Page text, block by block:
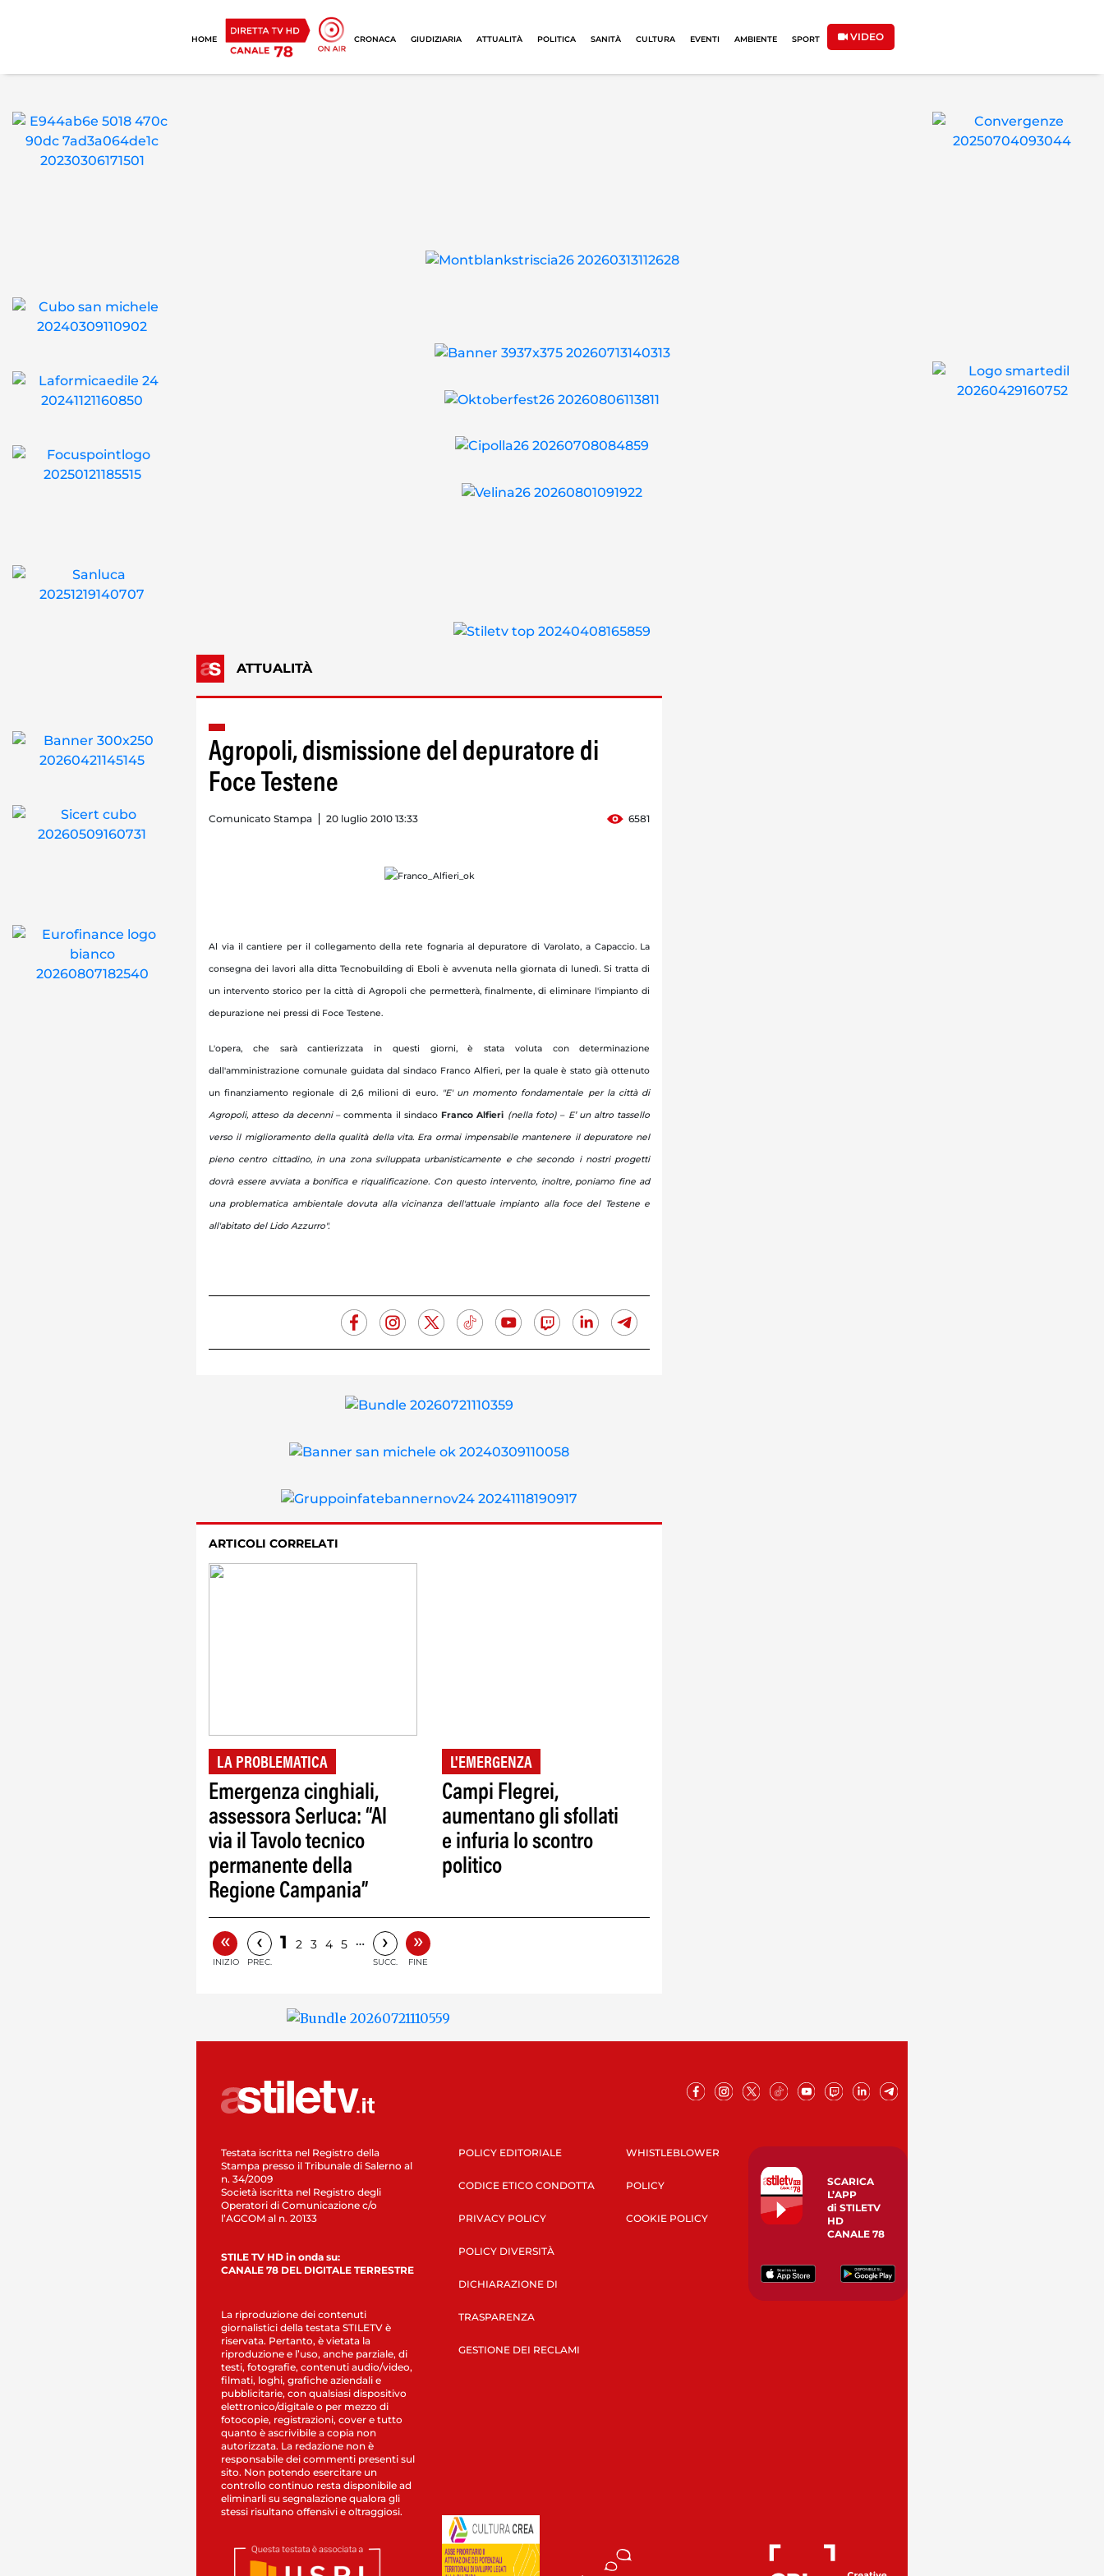
HOME CRONACA GIUDIZIARIA ATTUALITÀ POLITICA SANITÀ CULTURA EVENTI AMBIENTE SPORT VIDEO
ATTUALITÀ
Agropoli, dismissione del depuratore di
Foce Testene
Comunicato Stampa 20 luglio 2010 13:33 6581
Al via il cantiere per il collegamento della rete fognaria al depuratore di Varolato, a Capaccio. La
consegna dei lavori alla ditta Tecnobuilding di Eboli è avvenuta nella giornata di lunedì. Si tratta di
un intervento storico per la città di Agropoli che permetterà, finalmente, di eliminare l'impianto di
depurazione nei pressi di Foce Testene.
L'opera, che sarà cantierizzata in questi giorni, è stata voluta con determinazione
dall'amministrazione comunale guidata dal sindaco Franco Alfieri, per la quale è stato già ottenuto
un finanziamento regionale di 2,6 milioni di euro. "E' un momento fondamentale per la città di
Agropoli, atteso da decenni– commenta il sindaco Franco Alfieri (nella foto) – E’ un altro tassello
verso il miglioramento della qualità della vita. Era ormai impensabile mantenere il depuratore nel
pieno centro cittadino, in una zona sviluppata urbanisticamente e che secondo i nostri progetti
dovrà essere avviata a bonifica e riqualificazione. Con questo intervento, inoltre, poniamo fine ad
una problematica ambientale dovuta alla vicinanza dell'attuale impianto alla foce del Testene e
all'abitato del Lido Azzurro".
ARTICOLI CORRELATI
LA PROBLEMATICA
Emergenza cinghiali,
assessora Serluca: “Al
via il Tavolo tecnico
permanente della
Regione Campania”
L'EMERGENZA
Campi Flegrei,
aumentano gli sfollati
e infuria lo scontro
politico
«
INIZIO
‹
PREC.
1 2 3 4 5 … ›
SUCC.
»
FINE
Testata iscritta nel Registro della
Stampa presso il Tribunale di Salerno al
n. 34/2009
Società iscritta nel Registro degli
Operatori di Comunicazione c/o
l’AGCOM al n. 20133
STILE TV HD in onda su:
CANALE 78 DEL DIGITALE TERRESTRE
La riproduzione dei contenuti
giornalistici della testata STILETV è
riservata. Pertanto, è vietata la
riproduzione e l’uso, anche parziale, di
testi, fotografie, contenuti audio/video,
filmati, loghi, grafiche aziendali e
pubblicitarie, con qualsiasi dispositivo
elettronico/digitale o per mezzo di
fotocopie, registrazioni, cover e tutto
quanto è ascrivibile a copia non
autorizzata. La redazione non è
responsabile dei commenti presenti sul
sito. Non potendo esercitare un
controllo continuo resta disponibile ad
eliminarli su segnalazione qualora gli
stessi risultano offensivi e oltraggiosi.
POLICY EDITORIALE
CODICE ETICO CONDOTTA
PRIVACY POLICY
POLICY DIVERSITÀ
DICHIARAZIONE DI
TRASPARENZA
GESTIONE DEI RECLAMI
WHISTLEBLOWER
POLICY
COOKIE POLICY
SCARICA
L’APP
di STILETV
HD
CANALE 78